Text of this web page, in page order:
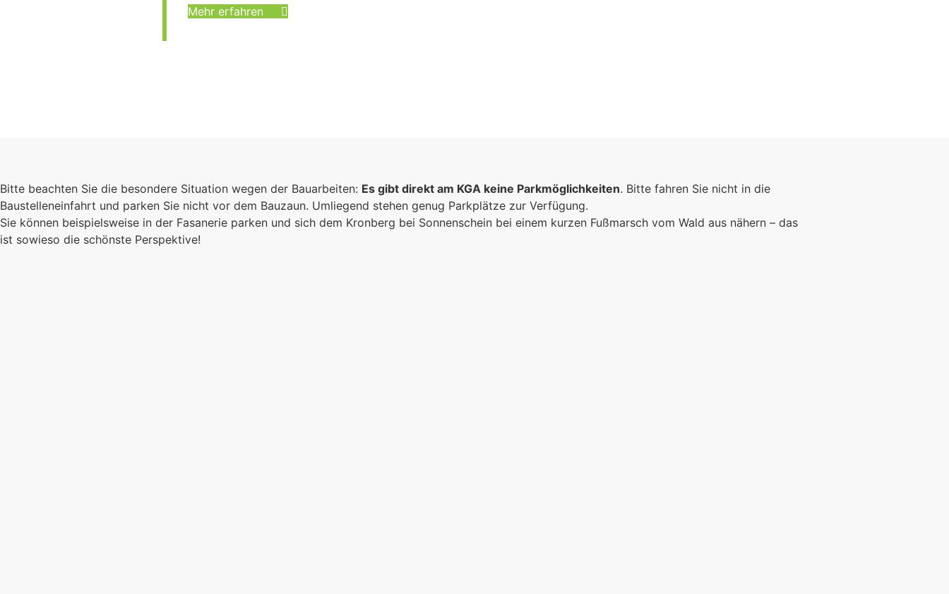
Mehr erfahren
Bitte beachten Sie die besondere Situation wegen der Bauarbeiten: Es gibt direkt am KGA keine Parkmöglichkeiten. Bitte fahren Sie nicht in die
Baustelleneinfahrt und parken Sie nicht vor dem Bauzaun. Umliegend stehen genug Parkplätze zur Verfügung.
Sie können beispielsweise in der Fasanerie parken und sich dem Kronberg bei Sonnenschein bei einem kurzen Fußmarsch vom Wald aus nähern – das
ist sowieso die schönste Perspektive!